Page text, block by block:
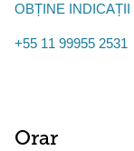
OBȚINE INDICAȚII
+55 11 99955 2531
Orar